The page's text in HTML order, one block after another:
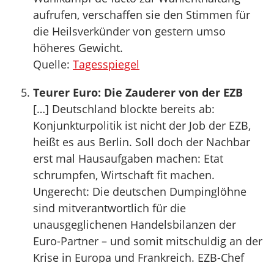
aufrufen, verschaffen sie den Stimmen für
die Heilsverkünder von gestern umso
höheres Gewicht.
Quelle: Tagesspiegel
Teurer Euro: Die Zauderer von der EZB
[…] Deutschland blockte bereits ab:
Konjunkturpolitik ist nicht der Job der EZB,
heißt es aus Berlin. Soll doch der Nachbar
erst mal Hausaufgaben machen: Etat
schrumpfen, Wirtschaft fit machen.
Ungerecht: Die deutschen Dumpinglöhne
sind mitverantwortlich für die
unausgeglichenen Handelsbilanzen der
Euro-Partner – und somit mitschuldig an der
Krise in Europa und Frankreich. EZB-Chef